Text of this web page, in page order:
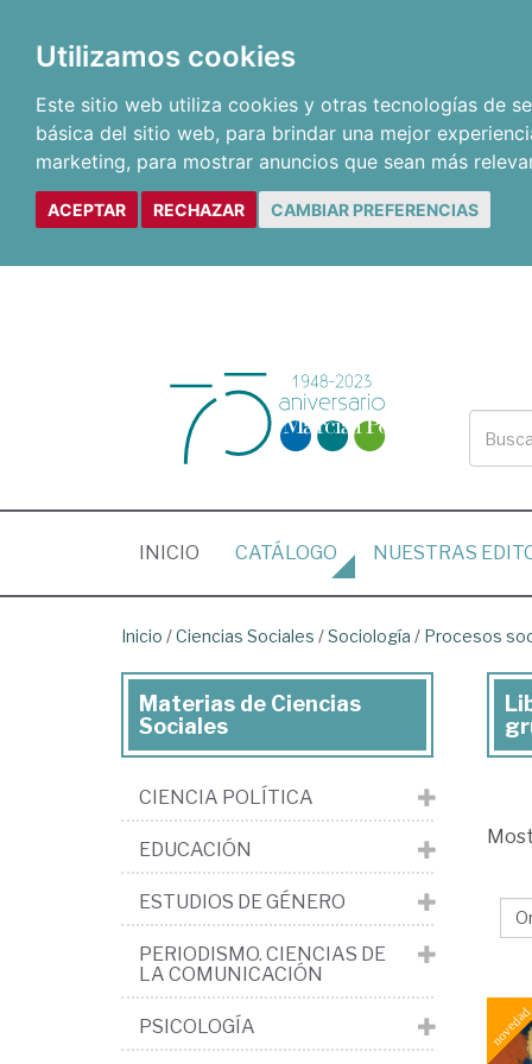
Utilizamos cookies
Este sitio web utiliza cookies y otras tecnologías de
básica del sitio web, para brindar una mejor
marketing, para mostrar anuncios que sean más
ACEPTAR RECHAZAR CAMBIAR PREFERENCIAS
INICIO (CURRENT)
CATÁLOGO NUESTRAS
Inicio /Ciencias Sociales /Sociología / Procesos
de
>
Materias de Ciencias
Sociales
CIENCIA POLÍTICA
EDUCACIÓN
ESTUDIOS DE GÉNERO
PERIODISMO. CIENCIAS DE
LA COMUNICACIÓN
PSICOLOGÍA